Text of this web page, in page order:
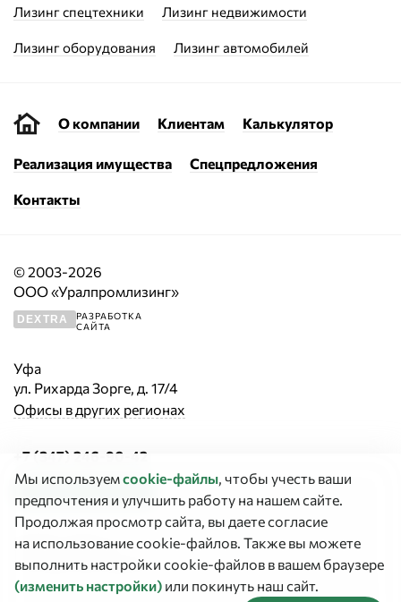
Лизинг спецтехники Лизинг недвижимости
Лизинг оборудования Лизинг автомобилей
О компании Клиентам Калькулятор
Реализация имущества Спецпредложения
Контакты
© 2003-2026
ООО «Уралпромлизинг»
DEXTRA
РАЗРАБОТКА
САЙТА
Уфа
ул. Рихарда Зорге, д. 17/4
Офисы в других регионах
+7 (347) 246-90-42
Заказать звонок
График работы:
Сегодня выходной
Мы используемcookie‑файлы, чтобы учесть ваши
предпочтения и улучшить работу на нашем сайте.
Продолжая просмотр сайта, вы даете согласие
на использование cookie-файлов. Также вы можете
выполнить настройки cookie-файлов в вашем браузере
(изменить настройки) или покинуть наш сайт.